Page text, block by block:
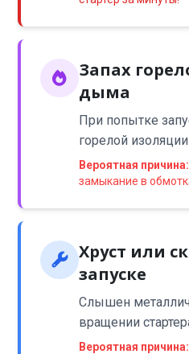
Запах
дыма
При попытке
горелой
Вероятная причина:
замыкание в
Хруст или
запуске
Слышен
вращении
Вероятная причина: